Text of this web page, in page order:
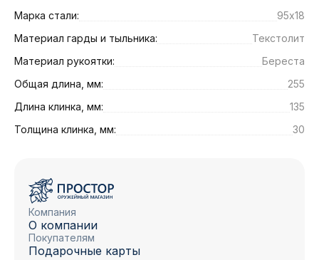
Марка стали:
95х18
Материал гарды и тыльника:
Текстолит
Материал рукоятки:
Береста
Общая длина, мм:
255
Длина клинка, мм:
135
Толщина клинка, мм:
30
Компания
О компании
Покупателям
Подарочные карты